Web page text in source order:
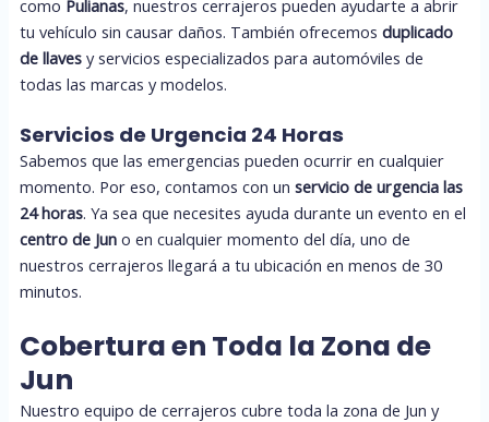
como Pulianas, nuestros cerrajeros pueden ayudarte a abrir
tu vehículo sin causar daños. También ofrecemos duplicado
de llavesy servicios especializados para automóviles de
todas las marcas y modelos.
Servicios de Urgencia 24 Horas
Sabemos que las emergencias pueden ocurrir en cualquier
momento. Por eso, contamos con un servicio de urgencia las
24 horas. Ya sea que necesites ayuda durante un evento en el
centro de Juno en cualquier momento del día, uno de
nuestros cerrajeros llegará a tu ubicación en menos de 30
minutos.
Cobertura en Toda la Zona de
Jun
Nuestro equipo de cerrajeros cubre toda la zona de Jun y